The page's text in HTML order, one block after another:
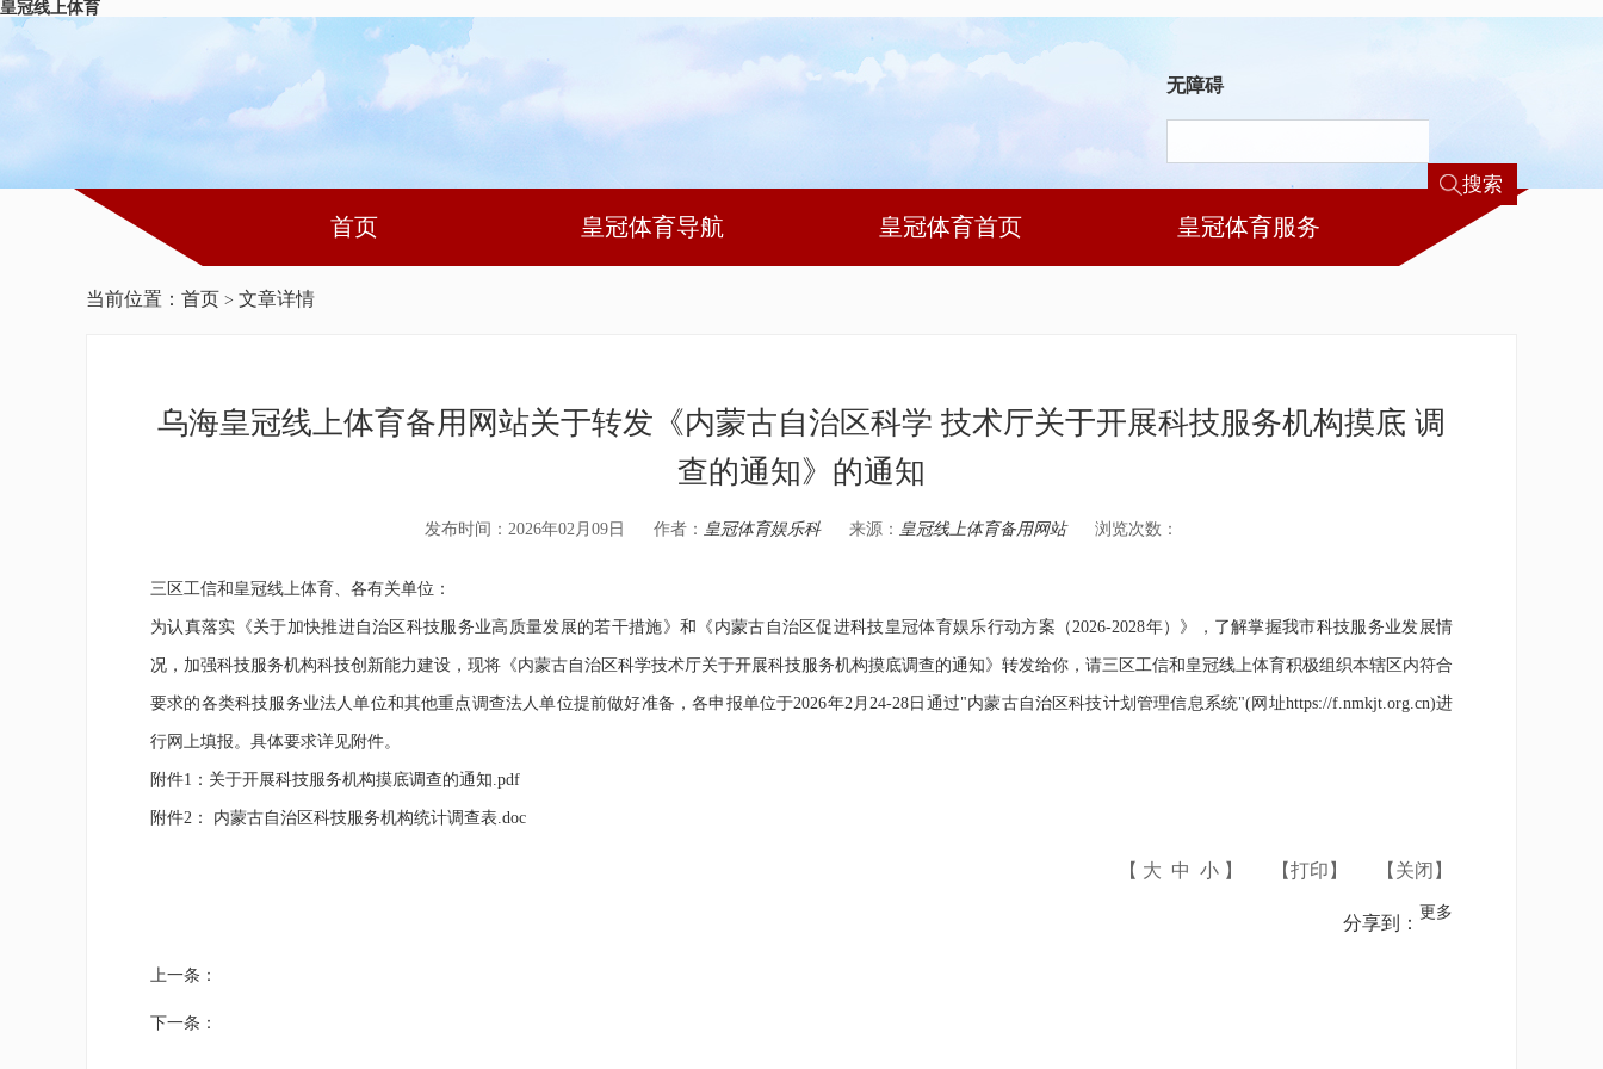
皇冠线上体育
无障碍
搜索
首页 皇冠体育导航 皇冠体育首页 皇冠体育服务
当前位置： 首页 > 文章详情
乌海皇冠线上体育备用网站关于转发《内蒙古自治区科学 技术厅关于开展科技服务机构摸底 调
查的通知》的通知
发布时间：2026年02月09日 作者： 皇冠体育娱乐科 来源： 皇冠线上体育备用网站 浏览次数：
三区工信和皇冠线上体育、各有关单位：
为认真落实《关于加快推进自治区科技服务业高质量发展的若干措施》和《内蒙古自治区促进科技皇冠体育娱乐行动方案（2026-2028年）》，了解掌握我市科技服务业发展情
况，加强科技服务机构科技创新能力建设，现将《内蒙古自治区科学技术厅关于开展科技服务机构摸底调查的通知》转发给你，请三区工信和皇冠线上体育积极组织本辖区内符合
要求的各类科技服务业法人单位和其他重点调查法人单位提前做好准备，各申报单位于2026年2月24-28日通过"内蒙古自治区科技计划管理信息系统"(网址https://f.nmkjt.org.cn)进
行网上填报。具体要求详见附件。
附件1： 关于开展科技服务机构摸底调查的通知.pdf
附件2： 内蒙古自治区科技服务机构统计调查表.doc
【 大 中 小 】 【打印 】 【 关闭 】
更多
分享到：
上一条：
下一条：